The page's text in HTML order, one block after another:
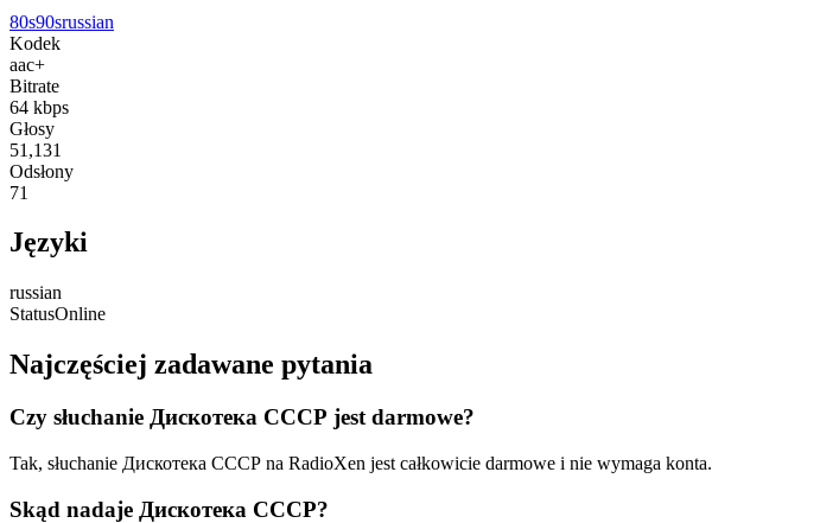
80s90srussian
Kodek
aac+
Bitrate
64 kbps
Głosy
51,131
Odsłony
71
Języki
russian
StatusOnline
Najczęściej zadawane pytania
Czy słuchanie Дискотека СССР jest darmowe?
Tak, słuchanie Дискотека СССР na RadioXen jest całkowicie darmowe i nie wymaga konta.
Skąd nadaje Дискотека СССР?